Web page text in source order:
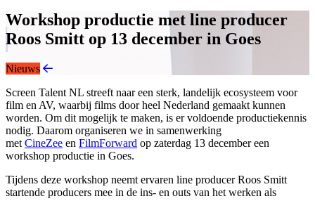
Workshop productie met line producer
Roos Smitt op 13 december in Goes
Nieuws
Screen Talent NL streeft naar een sterk, landelijk ecosysteem voor
film en AV, waarbij films door heel Nederland gemaakt kunnen
worden. Om dit mogelijk te maken, is er voldoende productiekennis
nodig. Daarom organiseren we in samenwerking
met CineZee en FilmForward op zaterdag 13 december een
workshop productie in Goes.
Tijdens deze workshop neemt ervaren line producer Roos Smitt
startende producers mee in de ins- en outs van het werken als